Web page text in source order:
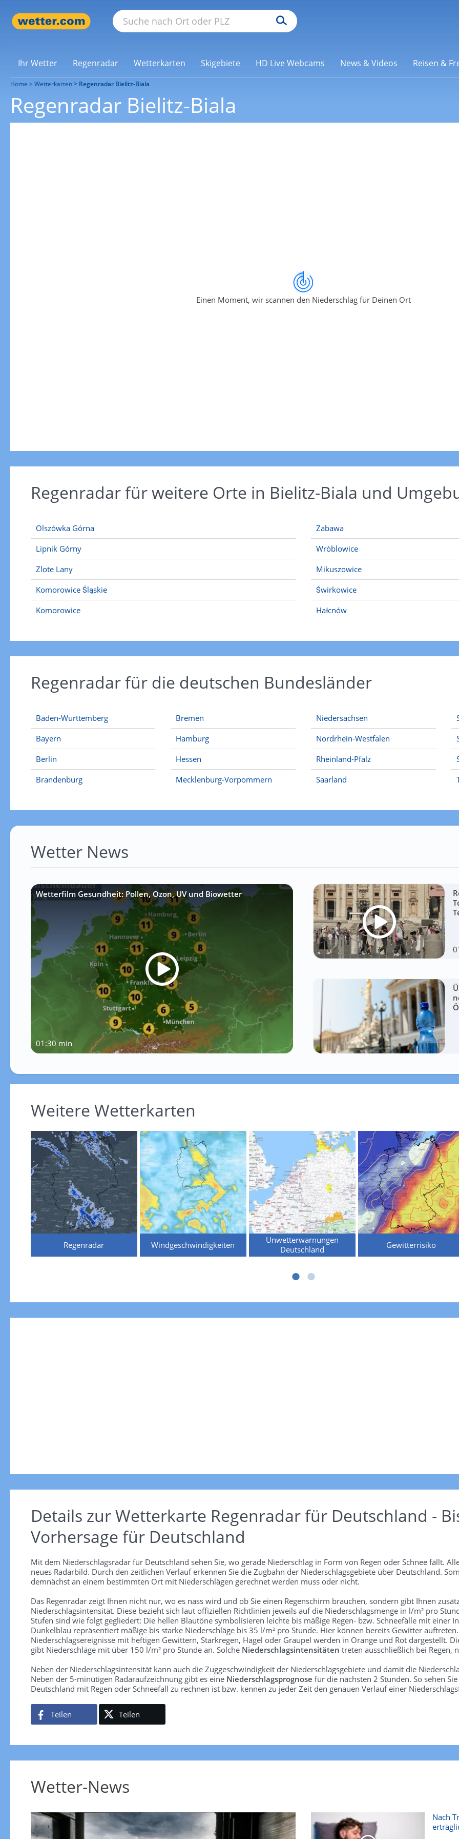
Ihr Wetter Regenradar Wetterkarten Skigebiete HD Live Webcams News & Videos Reisen &
Home Wetterkarten Regenradar Bielitz-Biala
Regenradar Bielitz-Biala
Einen Moment, wir scannen den Niederschlag für Deinen Ort
Regenradar für weitere Orte in Bielitz-Biala und
Olszówka Górna
Lipnik Górny
Zlote Lany
Komorowice Śląskie
Komorowice
Zabawa
Wróblowice
Mikuszowice
Świrkowice
Hałcnów
Regenradar für die deutschen Bundesländer
Baden-Württemberg
Bayern
Berlin
Brandenburg
Bremen
Hamburg
Hessen
Mecklenburg-Vorpommern
Niedersachsen
Nordrhein-Westfalen
Rheinland-Pfalz
Saarland
Wetter News
Wetterfilm Gesundheit: Pollen, Ozon, UV und Biowetter
01:30 min
Weitere Wetterkarten
Regenradar Windgeschwindigkeiten
Unwetterwarnungen
Deutschland
Gewitterrisiko
Details zur Wetterkarte Regenradar für Deutschland -
Vorhersage für Deutschland
Mit dem Niederschlagsradar für Deutschland sehen Sie, wo gerade Niederschlag in Form von Regen oder Schnee fällt.
neues Radarbild. Durch den zeitlichen Verlauf erkennen Sie die Zugbahn der Niederschlagsgebiete über Deutschland.
demnächst an einem bestimmten Ort mit Niederschlägen gerechnet werden muss oder nicht.
Das Regenradar zeigt Ihnen nicht nur, wo es nass wird und ob Sie einen Regenschirm brauchen, sondern gibt Ihnen
Niederschlagsintensität. Diese bezieht sich laut offiziellen Richtlinien jeweils auf die Niederschlagsmenge in l/m² pro
Stufen sind wie folgt gegliedert: Die hellen Blautöne symbolisieren leichte bis mäßige Regen- bzw. Schneefälle mit einer
Dunkelblau repräsentiert mäßige bis starke Niederschläge bis 35 l/m² pro Stunde. Hier können bereits Gewitter
Niederschlagsereignisse mit heftigen Gewittern, Starkregen, Hagel oder Graupel werden in Orange und Rot dargestellt.
gibt Niederschläge mit über 150 l/m² pro Stunde an. Solche Niederschlagsintensitäten treten ausschließlich bei Regen,
Neben der Niederschlagsintensität kann auch die Zuggeschwindigkeit der Niederschlagsgebiete und damit die
Neben der 5-minütigen Radaraufzeichnung gibt es eine Niederschlagsprognose für die nächsten 2 Stunden. So sehen
Deutschland mit Regen oder Schneefall zu rechnen ist bzw. kennen zu jeder Zeit den genauen Verlauf einer
Teilen Teilen
Wetter-News
Nach